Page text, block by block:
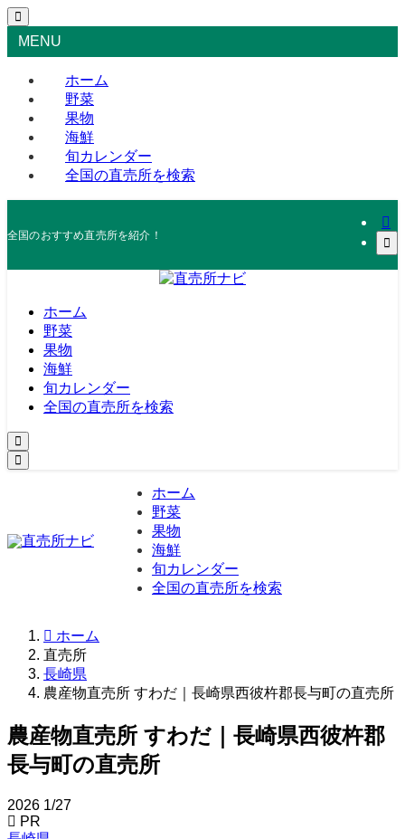
MENU
ホーム
野菜
果物
海鮮
旬カレンダー
全国の直売所を検索
全国のおすすめ直売所を紹介！
ホーム
野菜
果物
海鮮
旬カレンダー
全国の直売所を検索
ホーム
野菜
果物
海鮮
旬カレンダー
全国の直売所を検索
ホーム
直売所
長崎県
農産物直売所 すわだ｜長崎県西彼杵郡長与町の直売所
農産物直売所 すわだ｜長崎県西彼杵郡
長与町の直売所
2026 1/27
PR